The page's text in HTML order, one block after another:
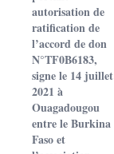
autorisation de
ratification de
l’accord de don
N°TF0B6183,
signe le 14 juillet
2021 à
Ouagadougou
entre le Burkina
Faso et